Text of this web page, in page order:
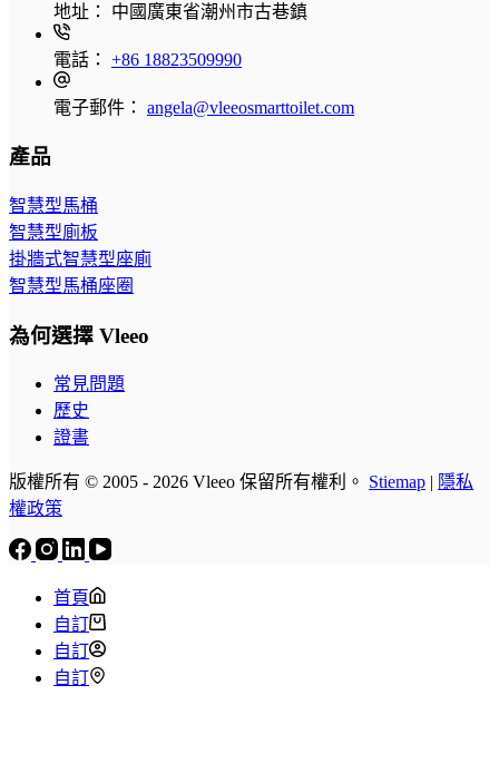
地址： 中國廣東省潮州市古巷鎮
電話： +86 18823509990
電子郵件： angela@vleeosmarttoilet.com
產品
智慧型馬桶
智慧型廁板
掛牆式智慧型座廁
智慧型馬桶座圈
為何選擇 Vleeo
常見問題
歷史
證書
版權所有 © 2005 - 2026 Vleeo 保留所有權利。 Stiemap | 隱私
權政策
首頁
自訂
自訂
自訂